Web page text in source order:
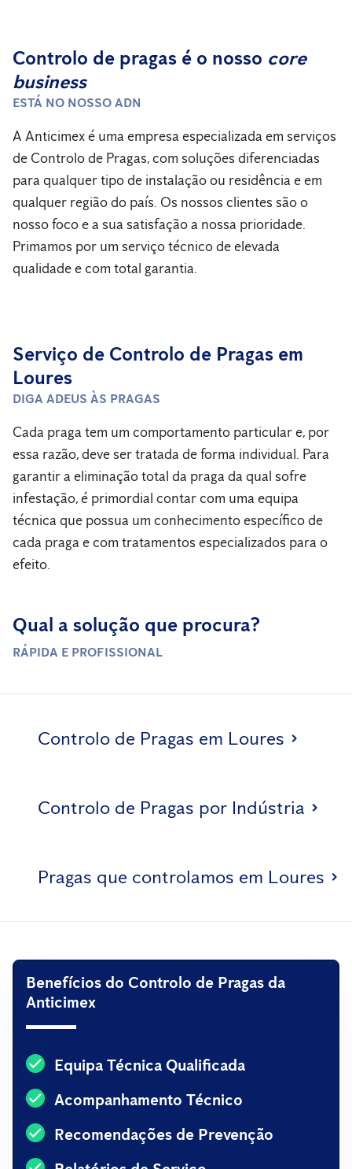
Controlo de pragas é o nosso core
business
ESTÁ NO NOSSO ADN
A Anticimex é uma empresa especializada em serviços
de Controlo de Pragas, com soluções diferenciadas
para qualquer tipo de instalação ou residência e em
qualquer região do país. Os nossos clientes são o
nosso foco e a sua satisfação a nossa prioridade.
Primamos por um serviço técnico de elevada
qualidade e com total garantia.
Serviço de Controlo de Pragas em
Loures
DIGA ADEUS ÀS PRAGAS
Cada praga tem um comportamento particular e, por
essa razão, deve ser tratada de forma individual. Para
garantir a eliminação total da praga da qual sofre
infestação, é primordial contar com uma equipa
técnica que possua um conhecimento específico de
cada praga e com tratamentos especializados para o
efeito.
Qual a solução que procura?
RÁPIDA E PROFISSIONAL
Controlo de Pragas em Loures
Controlo de Pragas por Indústria
Pragas que controlamos em Loures
Benefícios do Controlo de Pragas da
Anticimex
Equipa Técnica Qualificada
Acompanhamento Técnico
Recomendações de Prevenção